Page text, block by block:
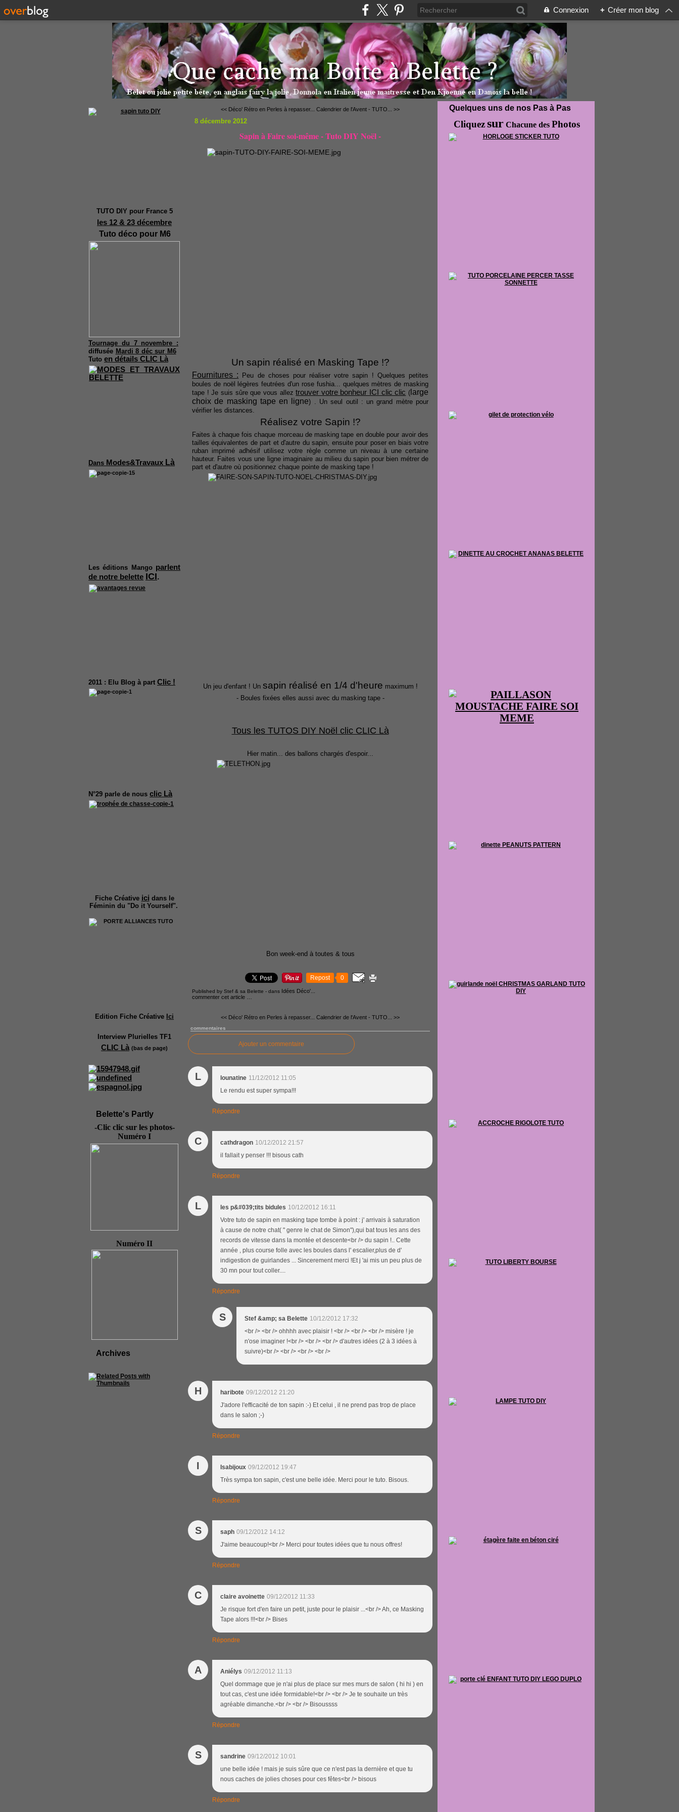
Connexion + Créer mon blog
TUTO DIY pour France 5
les 12 & 23 décembre
Tuto déco pour M6
Tournage du 7 novembre :
diffusée Mardi 8 déc sur M6
Tuto en détails CLIC Là
Dans Modes&Travaux Là
Leséditions Mango parlent
de notre belette ICI.
2011 : Elu Blog à part Clic !
N°29 parle de nous clic Là
Fiche Créative ici dans le
Féminin du "Do it Yourself".
Edition Fiche Créative Ici
Interview Plurielles TF1
CLIC Là (bas de page)
Belette's Partly
-Clic clic sur les photos-
Numéro I
Numéro II
Archives
<< Déco' Rétro en Perles à repasser... Calendrier de l'Avent - TUTO... >>
8 décembre 2012
Sapin à Faire soi-même - Tuto DIY Noël -
Un sapin réalisé en Masking Tape !?
Fournitures : Peu de choses pour réaliser votre sapin ! Quelques petites
boules de noël légères feutrées d'un rose fushia... quelques mètres de masking
tape ! Je suis sûre que vous alleztrouver votre bonheur ICI clic clic ( large
choix de masking tape en ligne) . Un seul outil : un grand mètre pour
vérifier les distances.
Réalisez votre Sapin !?
Faites à chaque fois chaque morceau de masking tape en double pour avoir des
tailles équivalentes de part et d'autre du sapin, ensuite pour poser en biais votre
ruban imprimé adhésif utilisez votre règle comme un niveau à une certaine
hauteur. Faites vous une ligne imaginaire au milieu du sapin pour bien métrer de
part et d'autre où positionnez chaque pointe de masking tape !
Un jeu d'enfant ! Un sapin réalisé en 1/4 d'heure maximum !
- Boules fixées elles aussi avec du masking tape -
Tous les TUTOS DIY Noël clic CLIC Là
Hier matin... des ballons chargés d'espoir...
Bon week-end à toutes & tous
Repost 0
Published by Stef & sa Belette - dans Idées Déco'...
commenter cet article
<< Déco' Rétro en Perles à repasser... Calendrier de l'Avent - TUTO... >>
commentaires
Ajouter un commentaire
L lounatine 11/12/2012 11:05
Le rendu est super sympa!!!
Répondre
C cathdragon 10/12/2012 21:57
il fallait y penser !!! bisous cath
Répondre
L les p&#039;tits bidules 10/12/2012 16:11
Votre tuto de sapin en masking tape tombe à point : j' arrivais à saturation
à cause de notre chat( " genre le chat de Simon"),qui bat tous les ans des
records de vitesse dans la montée et descente<br /> du sapin !.. Cette
année , plus course folle avec les boules dans l' escalier,plus de d'
indigestion de guirlandes ... Sincerement merci !Et j 'ai mis un peu plus de
30 mn pour tout coller....
Répondre
S Stef &amp; sa Belette 10/12/2012 17:32
<br /> <br /> ohhhh avec plaisir ! <br /> <br /> <br /> misère ! je
n'ose imaginer !<br /> <br /> <br /> d'autres idées (2 à 3 idées à
suivre)<br /> <br /> <br /> <br />
H haribote 09/12/2012 21:20
J'adore l'efficacité de ton sapin :-) Et celui , il ne prend pas trop de place
dans le salon ;-)
Répondre
I Isabijoux 09/12/2012 19:47
Très sympa ton sapin, c'est une belle idée. Merci pour le tuto. Bisous.
Répondre
S saph 09/12/2012 14:12
J'aime beaucoup!<br /> Merci pour toutes idées que tu nous offres!
Répondre
C claire avoinette 09/12/2012 11:33
Je risque fort d'en faire un petit, juste pour le plaisir ...<br /> Ah, ce Masking
Tape alors !!!<br /> Bises
Répondre
A Aniélys 09/12/2012 11:13
Quel dommage que je n'ai plus de place sur mes murs de salon ( hi hi ) en
tout cas, c'est une idée formidable!<br /> <br /> Je te souhaite un très
agréable dimanche.<br /> <br /> Bisoussss
Répondre
S sandrine 09/12/2012 10:01
une belle idée ! mais je suis sûre que ce n'est pas la dernière et que tu
nous caches de jolies choses pour ces fêtes<br /> bisous
Répondre
Quelques uns de nos Pas à Pas
Cliquezsur Chacune des Photos